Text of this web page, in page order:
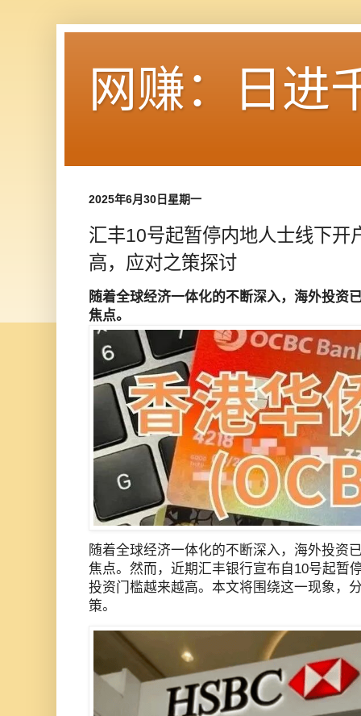
网赚：日进
2025年6月30日星期一
汇丰10号起暂停内地人士线下开
高，应对之策探讨
随着全球经济一体化的不断深入，海外投资
焦点。
随着全球经济一体化的不断深入，海外投资
焦点。然而，近期汇丰银行宣布自10号起暂
投资门槛越来越高。本文将围绕这一现象，
策。